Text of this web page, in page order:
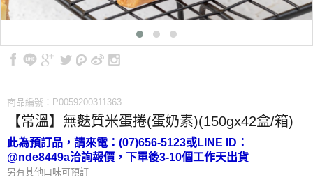
商品編號：P0059200311363
【常溫】無麩質米蛋捲(蛋奶素)(150gx42盒/箱)
此為預訂品，請來電：(07)656-5123或LINE ID：
@nde8449a洽詢報價，下單後3-10個工作天出貨
另有其他口味可預訂